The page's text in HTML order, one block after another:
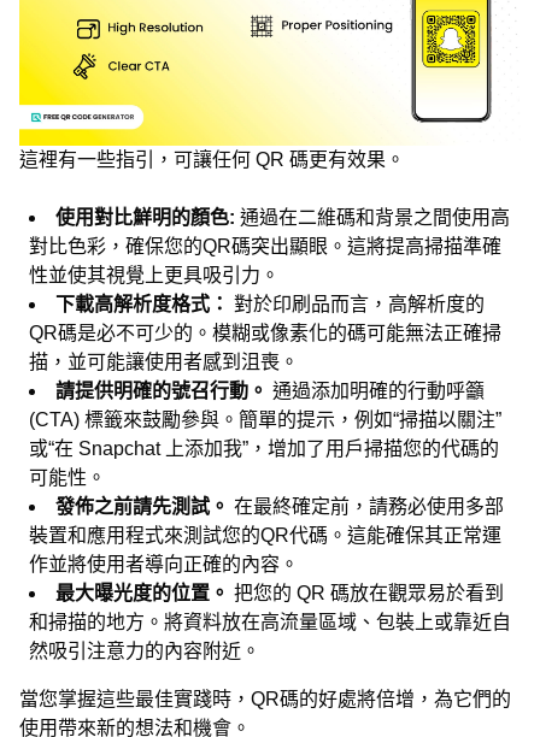
這裡有一些指引，可讓任何 QR 碼更有效果。
使用對比鮮明的顏色: 通過在二維碼和背景之間使用高
對比色彩，確保您的QR碼突出顯眼。這將提高掃描準確
性並使其視覺上更具吸引力。
下載高解析度格式： 對於印刷品而言，高解析度的
QR碼是必不可少的。模糊或像素化的碼可能無法正確掃
描，並可能讓使用者感到沮喪。
請提供明確的號召行動。 通過添加明確的行動呼籲
(CTA) 標籤來鼓勵參與。簡單的提示，例如“掃描以關注”
或“在 Snapchat 上添加我”，增加了用戶掃描您的代碼的
可能性。
發佈之前請先測試。 在最終確定前，請務必使用多部
裝置和應用程式來測試您的QR代碼。這能確保其正常運
作並將使用者導向正確的內容。
最大曝光度的位置。 把您的 QR 碼放在觀眾易於看到
和掃描的地方。將資料放在高流量區域、包裝上或靠近自
然吸引注意力的內容附近。
當您掌握這些最佳實踐時，QR碼的好處將倍增，為它們的
使用帶來新的想法和機會。